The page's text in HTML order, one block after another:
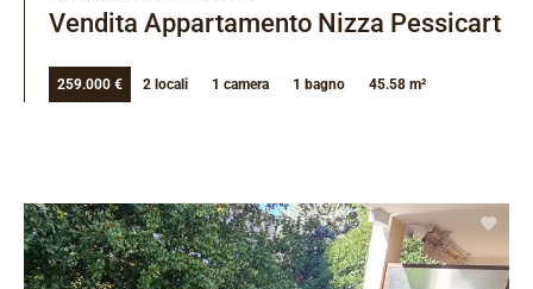
Vendita Appartamento Nizza Pessicart
259.000 € 2 locali 1 camera 1 bagno 45.58 m²